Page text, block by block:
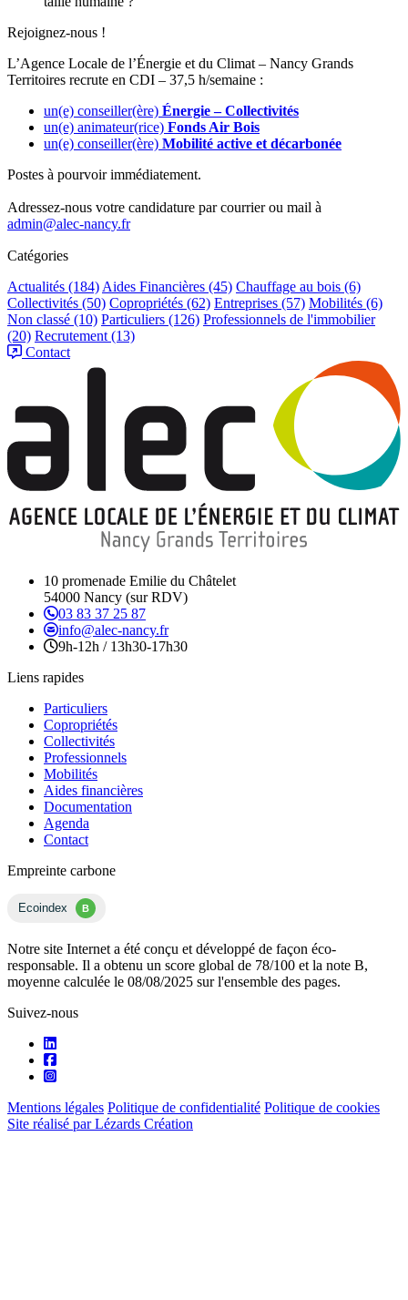
Rejoignez-nous !
L’Agence Locale de l’Énergie et du Climat – Nancy Grands
Territoires recrute en CDI – 37,5 h/semaine :
un(e) conseiller(ère) Énergie – Collectivités
un(e) animateur(rice) Fonds Air Bois
un(e) conseiller(ère) Mobilité active et décarbonée
Postes à pourvoir immédiatement.
Adressez-nous votre candidature par courrier ou mail à
admin@alec-nancy.fr
Catégories
Actualités (184)Aides Financières (45) Chauffage au bois (6)
Collectivités (50) Copropriétés (62) Entreprises (57) Mobilités (6)
Non classé (10) Particuliers (126) Professionnels de l'immobilier
(20) Recrutement(13)
Contact
10 promenade Emilie du Châtelet
54000 Nancy (sur RDV)
03 83 37 25 87
info@alec-nancy.fr
9h-12h / 13h30-17h30
Liens rapides
Particuliers
Copropriétés
Collectivités
Professionnels
Mobilités
Aides financières
Documentation
Agenda
Contact
Empreinte carbone
Ecoindex B
Notre site Internet a été conçu et développé de façon éco-
responsable. Il a obtenu un score global de 78/100 et la note B,
moyenne calculée le 08/08/2025 sur l'ensemble des pages.
Suivez-nous
Mentions légales Politique de confidentialité Politique de cookies
Site réalisé par Lézards Création